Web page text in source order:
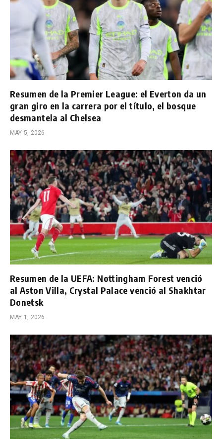
Resumen de la Premier League: el Everton da un
gran giro en la carrera por el título, el bosque
desmantela al Chelsea
MAY 5, 2026
Resumen de la UEFA: Nottingham Forest venció
al Aston Villa, Crystal Palace venció al Shakhtar
Donetsk
MAY 1, 2026